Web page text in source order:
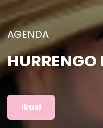
ARGAZKIAK
Ikusi